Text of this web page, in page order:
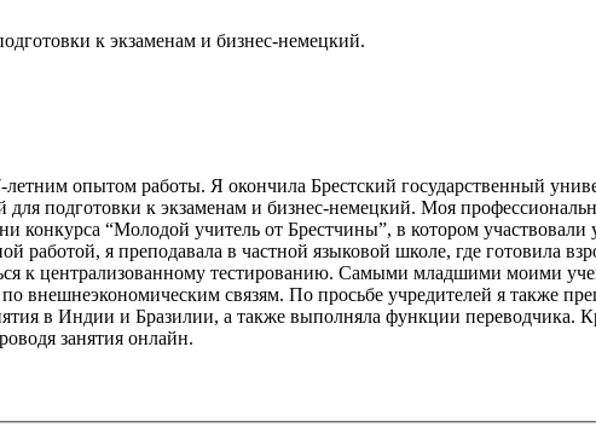
к экзаменам и бизнес-немецкий.
опытом работы. Я окончила Брестский государственный
подготовки к экзаменам и бизнес-немецкий. Моя
конкурса “Молодой учитель от Брестчины”, в котором участвовали
я преподавала в частной языковой школе, где готовила
к централизованному тестированию. Самыми младшими моими
внешнеэкономическим связям. По просьбе учредителей я также
в Индии и Бразилии, а также выполняла функции переводчика.
занятия онлайн.